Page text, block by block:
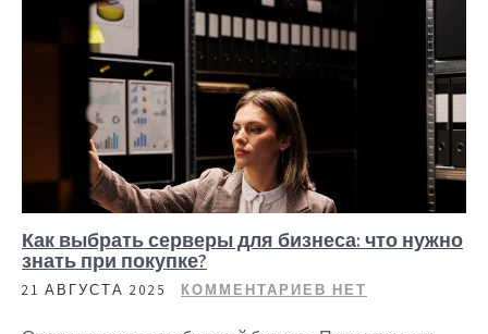
Как выбрать серверы для бизнеса: что нужно
знать при покупке?
21 АВГУСТА 2025 КОММЕНТАРИЕВ НЕТ